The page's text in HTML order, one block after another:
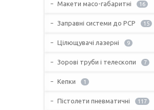
Макети масо-габаритні 16
Заправні системи до PCP 15
Цілющувачі лазерні 9
Зорові труби і телескопи 7
Кепки 1
Пістолети пневматичні 117